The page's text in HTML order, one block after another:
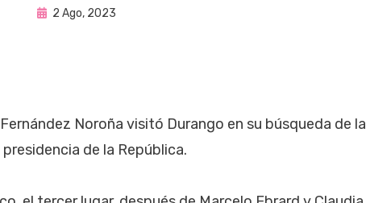
porFernando Miranda Servín
Publicada
2 Ago, 2023
Noroña visitó Durango en su búsqueda de la
de la República.